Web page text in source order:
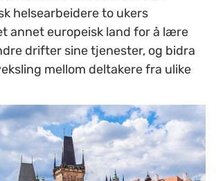
helsearbeidere to ukers
annet europeisk land for å lære
drifter sine tjenester, og bidra
mellom deltakere fra ulike